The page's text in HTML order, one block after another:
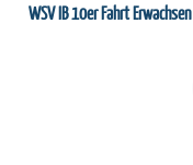
WSV IB 10er Fahrt Erwachsen